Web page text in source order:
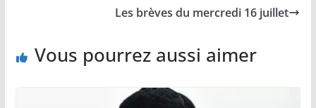
p
e
Les brèves du mercredi 16 juillet
Vous pourrez aussi aimer